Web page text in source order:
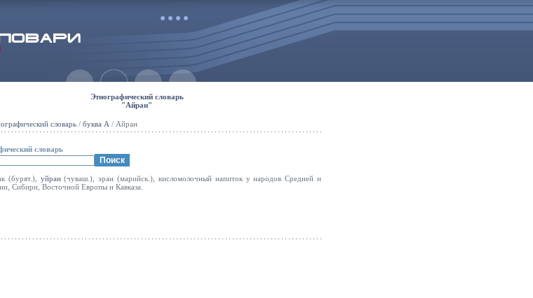
Этнографический словарь
"Айран"
словарь / буква А / Айран
словарь
(бурят.), уйран(чуваш.), эран (марийск.), кисломолочный напиток у народов Средней и
Сибири, Восточной Европы и Кавказа.